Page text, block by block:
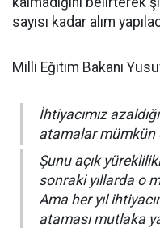
sayısı kadar alım
Milli Eğitim Bakanı
İhtiyacımız
atamalar mümkün
Şunu açık
sonraki yıllarda o
Ama her yıl
ataması mutlaka